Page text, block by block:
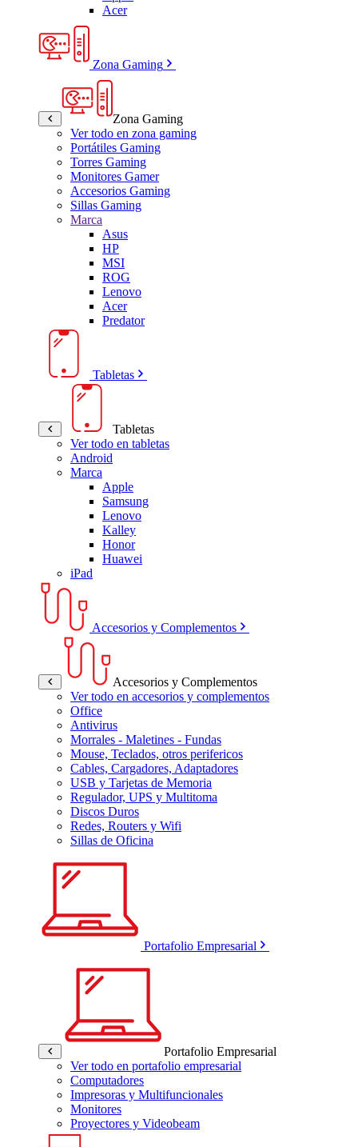
Acer
Zona Gaming
Zona Gaming
Ver todo en zona gaming
Portátiles Gaming
Torres Gaming
Monitores Gamer
Accesorios Gaming
Sillas Gaming
Marca
Asus
HP
MSI
ROG
Lenovo
Acer
Predator
Tabletas
Tabletas
Ver todo en tabletas
Android
Marca
Apple
Samsung
Lenovo
Kalley
Honor
Huawei
iPad
Accesorios y Complementos
Accesorios y Complementos
Ver todo en accesorios y complementos
Office
Antivirus
Morrales - Maletines - Fundas
Mouse, Teclados, otros perifericos
Cables, Cargadores, Adaptadores
USB y Tarjetas de Memoria
Regulador, UPS y Multitoma
Discos Duros
Redes, Routers y Wifi
Sillas de Oficina
Portafolio Empresarial
Portafolio Empresarial
Ver todo en portafolio empresarial
Computadores
Impresoras y Multifuncionales
Monitores
Proyectores y Videobeam